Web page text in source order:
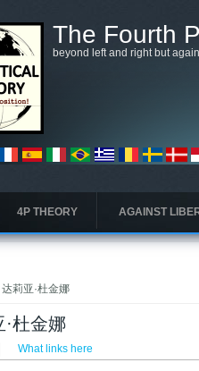
The Fourth
beyond left and right but
4P THEORY AGAINST
莉亚·杜金娜
·杜金娜
التبويبات
(علامة التبويب النشطة)
What links here